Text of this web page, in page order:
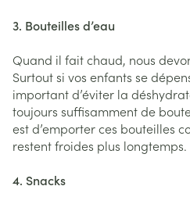
3. Bouteilles d’eau
Quand il fait chaud, nous
Surtout si vos enfants se
important d’éviter la
toujours suffisamment de
est d’emporter ces bouteilles
restent froides plus longtemps.
4. Snacks